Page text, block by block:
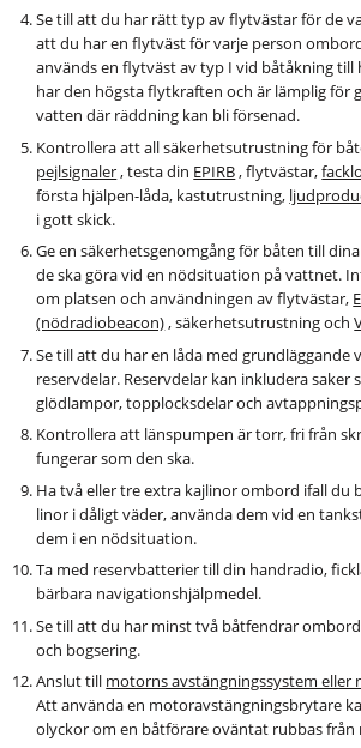
Se till att du har rätt typ av flytvästar för de
att du har en flytväst för varje person
används en flytväst av typ I vid båtåkning till
har den högsta flytkraften och är lämplig för
vatten där räddning kan bli försenad.
Kontrollera att all säkerhetsutrustning för
pejlsignaler, testa din EPIRB, flytvästar,
första hjälpen-låda, kastutrustning,
i gott skick.
Ge en säkerhetsgenomgång för båten till
de ska göra vid en nödsituation på vattnet.
om platsen och användningen av flytvästar,
(nödradiobeacon), säkerhetsutrustning och
Se till att du har en låda med grundläggande
reservdelar. Reservdelar kan inkludera saker
glödlampor, topplocksdelar och
Kontrollera att länspumpen är torr, fri från
fungerar som den ska.
Ha två eller tre extra kajlinor ombord ifall du
linor i dåligt väder, använda dem vid en
dem i en nödsituation.
Ta med reservbatterier till din handradio,
bärbara navigationshjälpmedel.
Se till att du har minst två båtfendrar
och bogsering.
Anslut till motorns avstängningssystem eller
Att använda en motoravstängningsbrytare
olyckor om en båtförare oväntat rubbas från